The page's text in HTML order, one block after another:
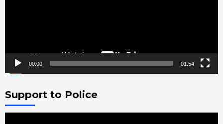
00:00 01:54
Support to Police